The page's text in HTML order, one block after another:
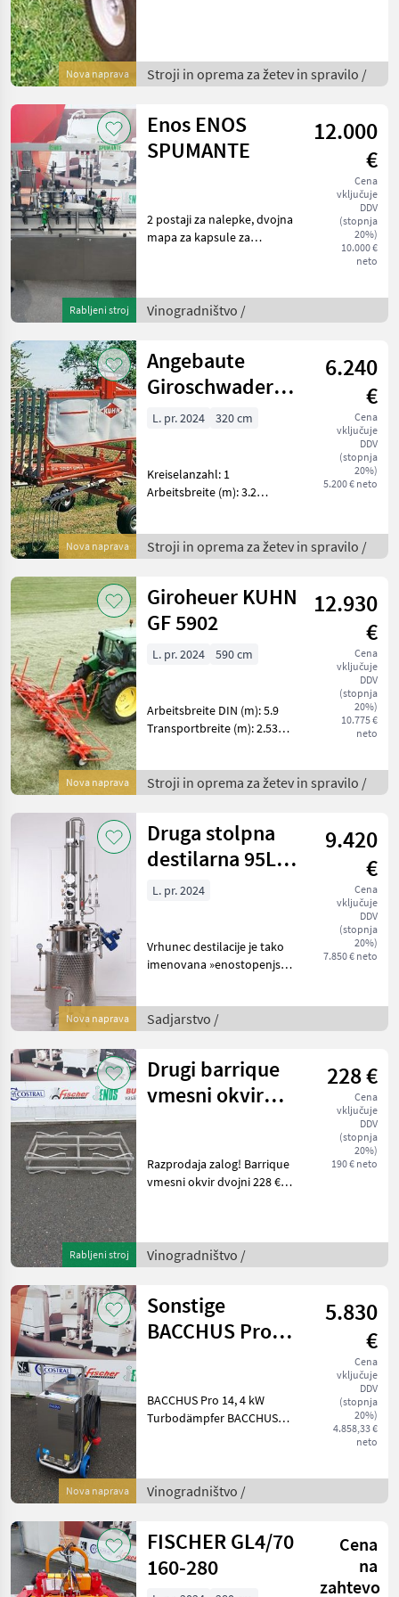
Nova naprava Stroji in oprema za žetev in spravilo /
Rabljeni stroj
Enos ENOS
SPUMANTE
12.000
€
Cena
vključuje
DDV
(stopnja
20%)
10.000 €
neto
2 postaji za nalepke, dvojna
mapa za kapsule za
razdelilnik za kapsule za
šampanjec, razdel
Vinogradništvo /
Nova naprava
Angebaute
Giroschwader
KUHN GA 3201
6.240
€
Cena
vključuje
DDV
(stopnja
20%)
5.200 € neto
L. pr. 2024 320 cm
Kreiselanzahl: 1
Arbeitsbreite (m): 3.2
Arm: 3 Antrieb:
Standardgetriebe
6.00-6
Stroji in oprema za žetev in spravilo /
Nova naprava
Giroheuer KUHN
GF 5902
12.930
€
Cena
vključuje
DDV
(stopnja
20%)
10.775 €
neto
L. pr. 2024 590 cm
Arbeitsbreite DIN (m): 5.9
Transportbreite (m): 2.53
Anbau: 3-Punkt. Kat. II. mit
Transportdämpfung und -f
Stroji in oprema za žetev in spravilo /
Nova naprava
Druga stolpna
destilarna 95L
“TOTEM”
9.420
€
Cena
vključuje
DDV
(stopnja
20%)
7.850 € neto
L. pr. 2024
Vrhunec destilacije je tako
imenovana »enostopenjska
je mogoče pridobiti v eni
operaciji. Zahvaljujoč tej
Sadjarstvo /
Rabljeni stroj
Drugi barrique
vmesni okvir
228 €
Cena
vključuje
DDV
(stopnja
20%)
190 € neto
Razprodaja zalog! Barrique
vmesni okvir dvojni 228 €
za vinogradništvo
Vinogradništvo /
Nova naprava
Sonstige
BACCHUS Pro
5.830
€
Cena
vključuje
DDV
(stopnja
20%)
4.858,33 €
neto
BACCHUS Pro 14, 4 kW
Turbodämpfer BACCHUS
kletarjenje
Vinogradništvo /
FISCHER GL4/70
160-280
Cena
na
zahtevo